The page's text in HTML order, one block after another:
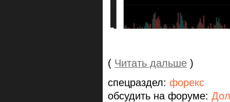
( Читать дальше )
спецраздел: форекс
обсудить на форуме: